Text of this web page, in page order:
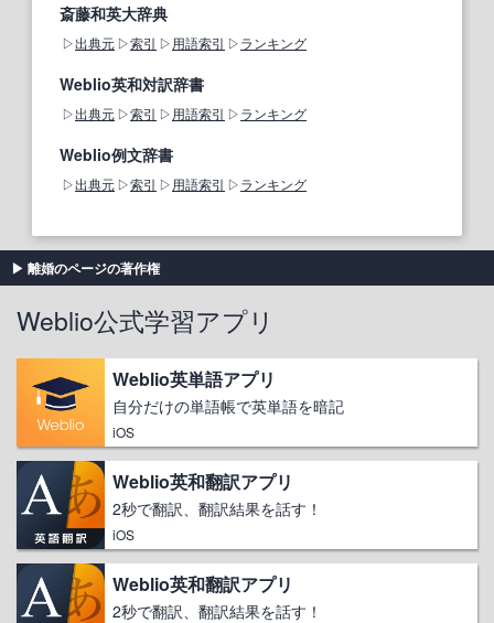
斎藤和英大辞典
出典元 索引 用語索引 ランキング
Weblio英和対訳辞書
出典元 索引 用語索引 ランキング
Weblio例文辞書
出典元 索引 用語索引 ランキング
離婚のページの著作権
Weblio公式学習アプリ
Weblio英単語アプリ
自分だけの単語帳で英単語を暗記
iOS
Weblio英和翻訳アプリ
2秒で翻訳、翻訳結果を話す！
iOS
Weblio英和翻訳アプリ
2秒で翻訳、翻訳結果を話す！